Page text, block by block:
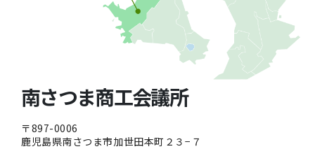
南さつま商工会議所
〒897-0006
鹿児島県南さつま市加世田本町２３−７